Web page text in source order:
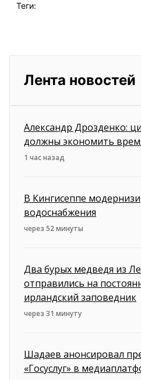
Теги:
Лента новостей
Александр Дрозденко:
должны экономить
1 час назад
В Кингисеппе
водоснабжения
через 52 минуты
Два бурых медведя из
отправились на
ирландский заповедник
через 31 минуту
Шадаев анонсировал
«Госуслуг» в